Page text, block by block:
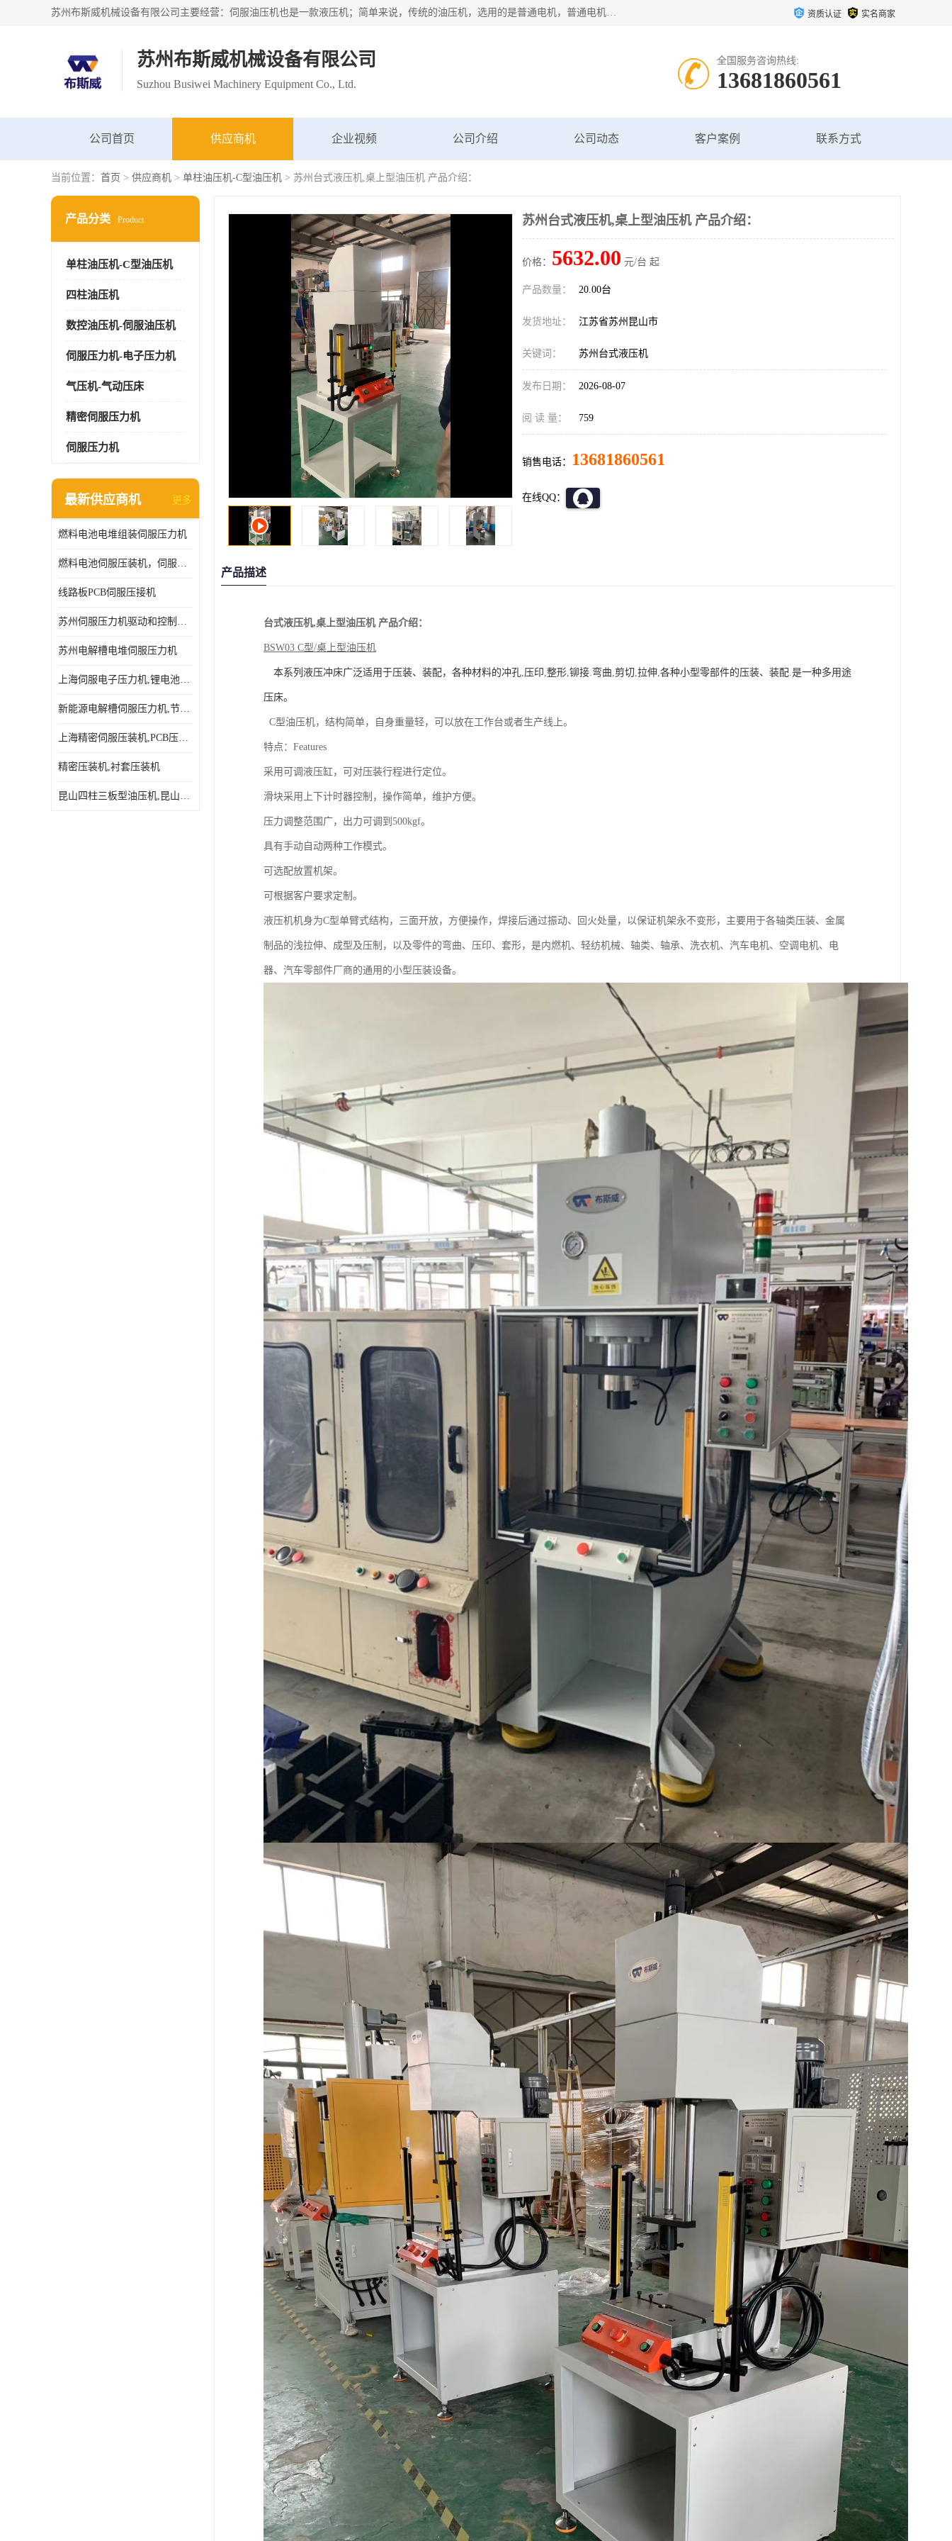
苏州布斯威机械设备有限公司主要经营：伺服油压机也是一款液压机；简单来说，传统的油压机，选用的是普通电机，普通电机容易发热，容易烧坏。伺服油压机采用先进的伺服电机，一般选用汇川 、日本大金、台达等品牌。伺服电机配套伺服泵还有伺服驱动器等部件，这样机器的电机过热，能耗的控制、机器工作的噪音都得到了完美的解决。 资质认证 实名商家
苏州布斯威机械设备有限公司
Suzhou Busiwei Machinery Equipment Co., Ltd.
全国服务咨询热线:
13681860561
公司首页 供应商机 企业视频 公司介绍 公司动态 客户案例 联系方式
当前位置： 首页 > 供应商机 > 单柱油压机-C型油压机 > 苏州台式液压机,桌上型油压机 产品介绍：
产品分类 Product
单柱油压机-C型油压机
四柱油压机
数控油压机-伺服油压机
伺服压力机-电子压力机
气压机-气动压床
精密伺服压力机
伺服压力机
最新供应商机 更多
燃料电池电堆组装伺服压力机
燃料电池伺服压装机，伺服压力机型号齐全
线路板PCB伺服压接机
苏州伺服压力机驱动和控制技术
苏州电解槽电堆伺服压力机
上海伺服电子压力机,锂电池伺服压力机 用途广发操作简单
新能源电解槽伺服压力机,节能效果达80%以上
上海精密伺服压装机,PCB压接机,线路板压接机
精密压装机,衬套压装机
昆山四柱三板型油压机,昆山精密伺服压力机
苏州台式液压机,桌上型油压机 产品介绍：
价格： 5632.00 元/台 起
产品数量： 20.00台
发货地址： 江苏省苏州昆山市
关键词： 苏州台式液压机
发布日期： 2026-08-07
阅 读 量： 759
销售电话： 13681860561
在线QQ：
产品描述
台式液压机,桌上型油压机 产品介绍：
BSW03 C型/桌上型油压机
本系列液压冲床广泛适用于压装、装配，各种材料的冲孔,压印,整形,铆接.弯曲,剪切,拉伸,各种小型零部件的压装、装配.是一种多用途
压床。
C型油压机，结构简单，自身重量轻，可以放在工作台或者生产线上。
特点： Features
采用可调液压缸，可对压装行程进行定位。
滑块采用上下计时器控制，操作简单，维护方便。
压力调整范围广，出力可调到 500kgf。
具有手动自动两种工作模式。
可选配放置机架。
可根据客户要求定制。
液压机机身为C型单臂式结构，三面开放，方便操作，焊接后通过振动、回火处量，以保证机架永不变形，主要用于各轴类压装、金属
制品的浅拉伸、成型及压制，以及零件的弯曲、压印、套形，是内燃机、轻纺机械、轴类、轴承、洗衣机、汽车电机、空调电机、电
器、汽车零部件厂商的通用的小型压装设备。